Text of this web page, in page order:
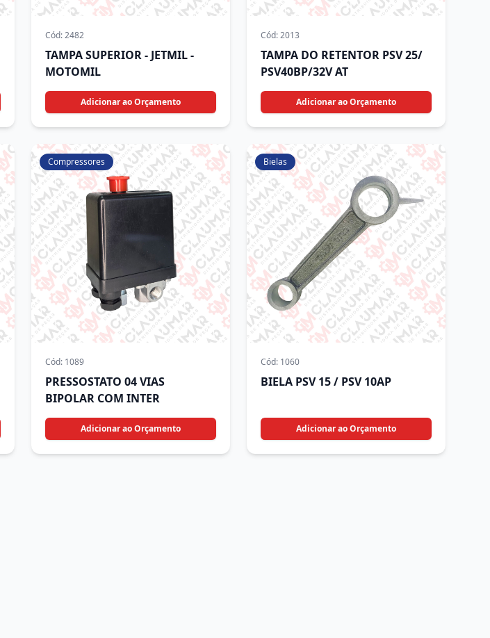
Cód:2482
TAMPA SUPERIOR - JETMIL -
MOTOMIL
Adicionar ao Orçamento
Cód:2013
TAMPA DO RETENTOR PSV 25/
PSV40BP/32V AT
Adicionar ao Orçamento
Compressores
Cód: 1089
PRESSOSTATO 04 VIAS
BIPOLAR COM INTER
Adicionar ao Orçamento
Bielas
Cód: 1060
BIELA PSV 15 / PSV 10AP
Adicionar ao Orçamento